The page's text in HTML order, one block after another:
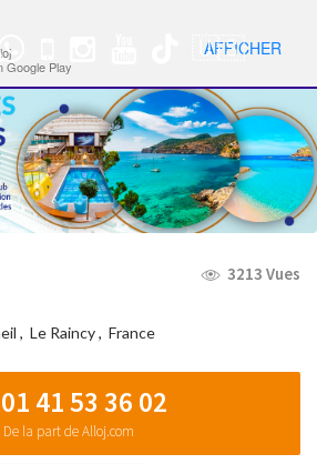
🇺🇸 Nav
3213 Vues
, Le Raincy, France
01 41 53 36 02
De la part de Alloj.com
Google Play
AFFICHER